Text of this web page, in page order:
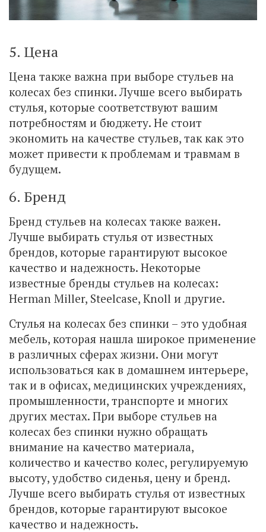
5. Цена
Цена также важна при выборе стульев на
колесах без спинки. Лучше всего выбирать
стулья, которые соответствуют вашим
потребностям и бюджету. Не стоит
экономить на качестве стульев, так как это
может привести к проблемам и травмам в
будущем.
6. Бренд
Бренд стульев на колесах также важен.
Лучше выбирать стулья от известных
брендов, которые гарантируют высокое
качество и надежность. Некоторые
известные бренды стульев на колесах:
Herman Miller, Steelcase, Knoll и другие.
Стулья на колесах без спинки – это удобная
мебель, которая нашла широкое применение
в различных сферах жизни. Они могут
использоваться как в домашнем интерьере,
так и в офисах, медицинских учреждениях,
промышленности, транспорте и многих
других местах. При выборе стульев на
колесах без спинки нужно обращать
внимание на качество материала,
количество и качество колес, регулируемую
высоту, удобство сиденья, цену и бренд.
Лучше всего выбирать стулья от известных
брендов, которые гарантируют высокое
качество и надежность.​